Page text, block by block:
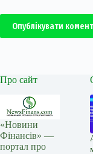
Опублікувати
Про сайт
«Новини
Фінансів» —
портал про